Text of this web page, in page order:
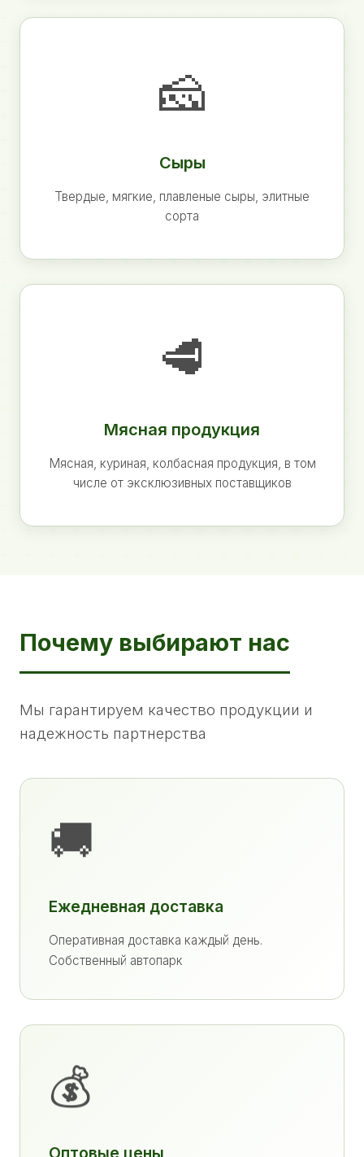
🧀
Сыры
Твердые, мягкие, плавленые сыры, элитные
сорта
🥩
Мясная продукция
Мясная, куриная, колбасная продукция, в том
числе от эксклюзивных поставщиков
Почему выбирают нас
Мы гарантируем качество продукции и
надежность партнерства
🚚
Ежедневная доставка
Оперативная доставка каждый день.
Собственный автопарк
💰
Оптовые цены